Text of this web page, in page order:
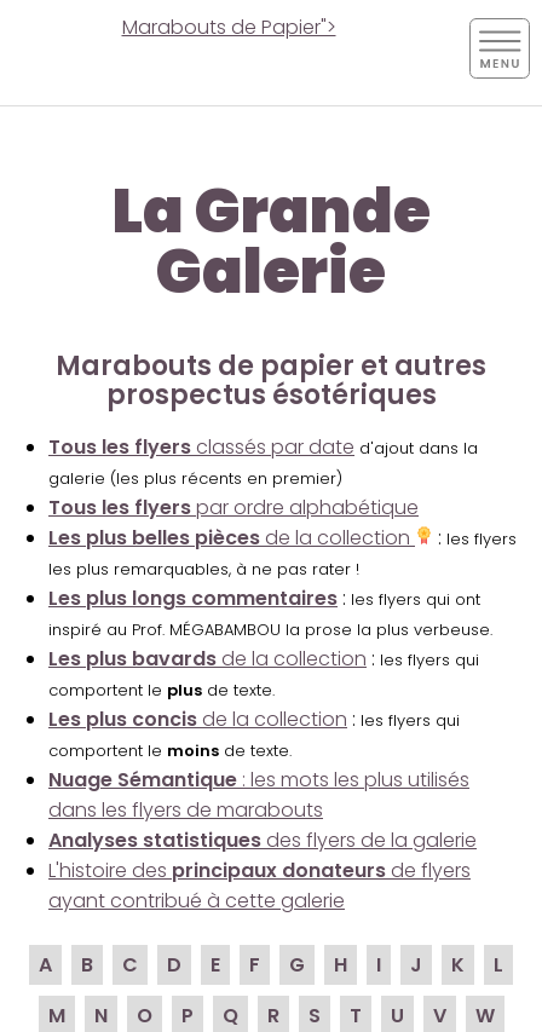
Marabouts de Papier">
La Grande
Galerie
Marabouts de papier et autres
prospectus ésotériques
Tous les flyers classés par date d'ajout dans la
galerie (les plus récents en premier)
Tous les flyerspar ordre alphabétique
Les plus belles pièces de la collection : les flyers
les plus remarquables, à ne pas rater !
Les plus longs commentaires : les flyers qui ont
inspiré au Prof. MÉGABAMBOU la prose la plus verbeuse.
Les plus bavards de la collection : les flyers qui
comportent le plus de texte.
Les plus concis de la collection : les flyers qui
comportent le moins de texte.
Nuage Sémantique : les mots les plus utilisés
dans les flyers de marabouts
Analyses statistiques des flyers de la galerie
L'histoire des principaux donateurs de flyers
ayant contribué à cette galerie
A B C D E F G H I J K
L
M
N O P Q R S T U V
W